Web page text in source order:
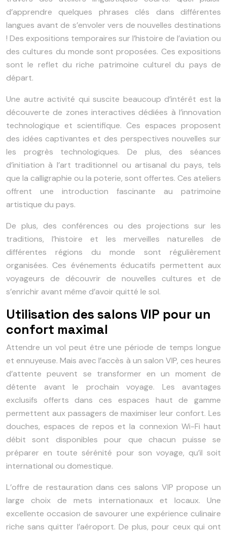
d’apprendre quelques phrases clés dans différentes
langues avant de s’envoler vers de nouvelles destinations
! Des expositions temporaires sur l’histoire de l’aviation ou
des cultures du monde sont proposées. Ces expositions
sont le reflet du riche patrimoine culturel du pays de
départ.
Une autre activité qui suscite beaucoup d’intérêt est la
découverte de zones interactives dédiées à l’innovation
technologique et scientifique. Ces espaces proposent
des idées captivantes et des perspectives nouvelles sur
les progrès technologiques. De plus, des séances
d’initiation à l’art traditionnel ou artisanal du pays, tels
que la calligraphie ou la poterie, sont offertes. Ces ateliers
offrent une introduction fascinante au patrimoine
artistique du pays.
De plus, des conférences ou des projections sur les
traditions, l’histoire et les merveilles naturelles de
différentes régions du monde sont régulièrement
organisées. Ces événements éducatifs permettent aux
voyageurs de découvrir de nouvelles cultures et de
s’enrichir avant même d’avoir quitté le sol.
Utilisation des salons VIP pour un
confort maximal
Attendre un vol peut être une période de temps longue
et ennuyeuse. Mais avec l’accès à un salon VIP, ces heures
d’attente peuvent se transformer en un moment de
détente avant le prochain voyage. Les avantages
exclusifs offerts dans ces espaces haut de gamme
permettent aux passagers de maximiser leur confort. Les
douches, espaces de repos et la connexion Wi-Fi haut
débit sont disponibles pour que chacun puisse se
préparer en toute sérénité pour son voyage, qu’il soit
international ou domestique.
L’offre de restauration dans ces salons VIP propose un
large choix de mets internationaux et locaux. Une
excellente occasion de savourer une expérience culinaire
riche sans quitter l’aéroport. De plus, pour ceux qui ont